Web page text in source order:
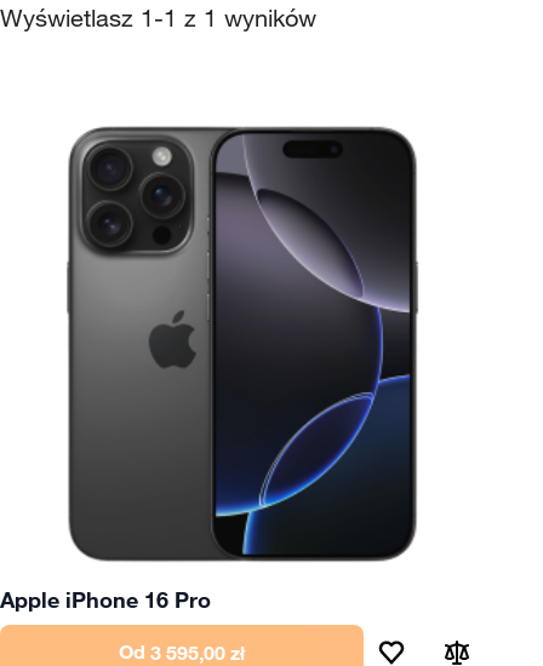
Wyświetlasz 1-1 z 1 wyników
Apple iPhone 16 Pro
Od 3 595,00 zł